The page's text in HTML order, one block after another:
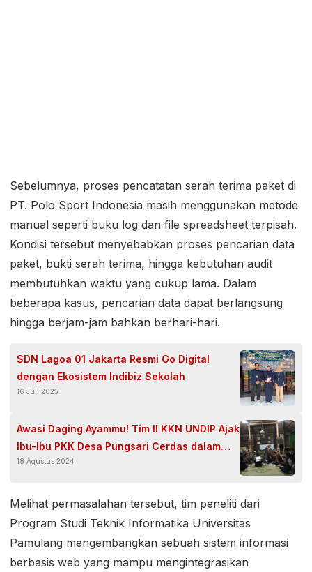
Sebelumnya, proses pencatatan serah terima paket di
PT. Polo Sport Indonesia masih menggunakan metode
manual seperti buku log dan file spreadsheet terpisah.
Kondisi tersebut menyebabkan proses pencarian data
paket, bukti serah terima, hingga kebutuhan audit
membutuhkan waktu yang cukup lama. Dalam
beberapa kasus, pencarian data dapat berlangsung
hingga berjam-jam bahkan berhari-hari.
SDN Lagoa 01 Jakarta Resmi Go Digital
dengan Ekosistem Indibiz Sekolah
16 Juli 2025
Awasi Daging Ayammu! Tim II KKN UNDIP Ajak
Ibu-Ibu PKK Desa Pungsari Cerdas dalam
Memilih Daging Ayam ASUH
18 Agustus 2024
Melihat permasalahan tersebut, tim peneliti dari
Program Studi Teknik Informatika Universitas
Pamulang mengembangkan sebuah sistem informasi
berbasis web yang mampu mengintegrasikan